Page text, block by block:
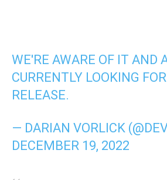
WE'RE AWARE OF IT AND
CURRENTLY LOOKING
RELEASE.
— DARIAN VORLICK
DECEMBER 19, 2022